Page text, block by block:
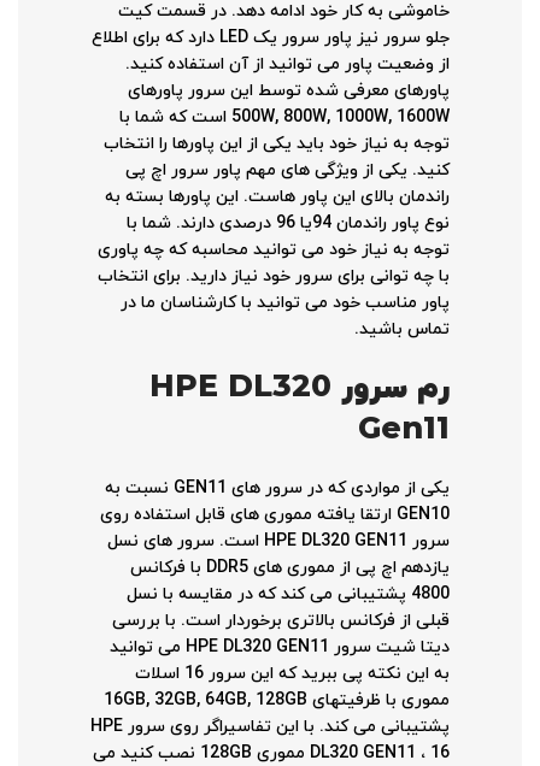
خاموشی به کار خود ادامه دهد. در قسمت کیت
جلو سرور نیز پاور سرور یک LED دارد که برای اطلاع
از وضعیت پاور می توانید از آن استفاده کنید.
پاورهای معرفی شده توسط این سرور پاورهای
500W, 800W, 1000W, 1600W است که شما با
توجه به نیاز خود باید یکی از این پاورها را انتخاب
کنید. یکی از ویژگی های مهم پاور سرور اچ پی
راندمان بالای این پاور هاست. این پاورها بسته به
نوع پاور راندمان 94یا 96 درصدی دارند. شما با
توجه به نیاز خود می توانید محاسبه که چه پاوری
با چه توانی برای سرور خود نیاز دارید. برای انتخاب
پاور مناسب خود می توانید با کارشناسان ما در
تماس باشید.
رم سرور HPE DL320
Gen11
یکی از مواردی که در سرور های GEN11 نسبت به
GEN10 ارتقا یافته مموری های قابل استفاده روی
سرور HPE DL320 GEN11 است. سرور های نسل
یازدهم اچ پی از مموری های DDR5 با فرکانس
4800 پشتیبانی می کند که در مقایسه با نسل
قبلی از فرکانس بالاتری برخوردار است. با بررسی
دیتا شیت سرور HPE DL320 GEN11 می توانید
به این نکته پی ببرید که این سرور 16 اسلات
مموری با ظرفیتهای 16GB, 32GB, 64GB, 128GB
پشتیبانی می کند. با این تفاسیراگر روی سرور HPE
DL320 GEN11 ، 16 مموری 128GB نصب کنید می